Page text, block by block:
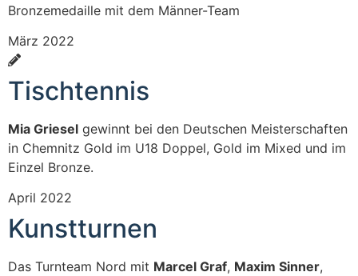
Bronzemedaille mit dem Männer-Team
März 2022
Tischtennis
Mia Griesel gewinnt bei den Deutschen Meisterschaften
in Chemnitz Gold im U18 Doppel, Gold im Mixed und im
Einzel Bronze.
April 2022
Kunstturnen
Das Turnteam Nord mit Marcel Graf, Maxim Sinner,